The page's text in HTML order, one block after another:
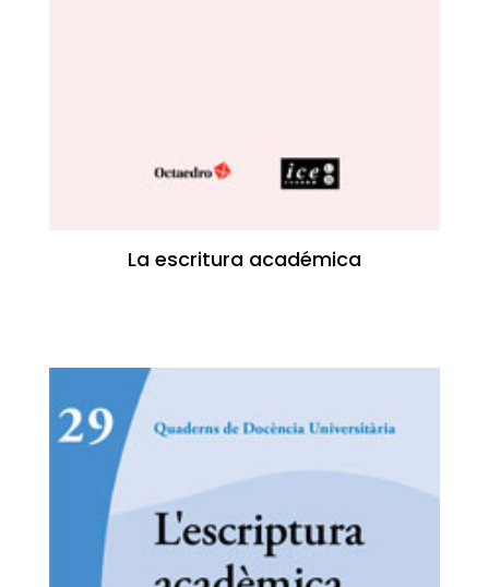
La escritura académica